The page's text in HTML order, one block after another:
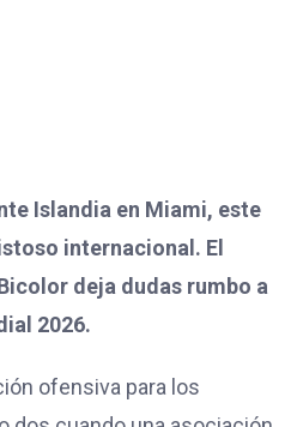
Islandia en Miami, este
internacional. El
deja dudas rumbo a
2026.
ofensiva para los